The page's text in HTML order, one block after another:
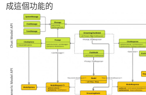
成這個功能的